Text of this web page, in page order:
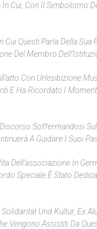
Cui, Con Il Simbolismo
Questi Parla Della
Del Membro
Con Un’esibizione
E Ha Ricordato I
Soffermandosi
A Guidare I Suoi
Dell’associazione In
Speciale È Stato
Und Kultur, Ex
Vengono Assistiti Da